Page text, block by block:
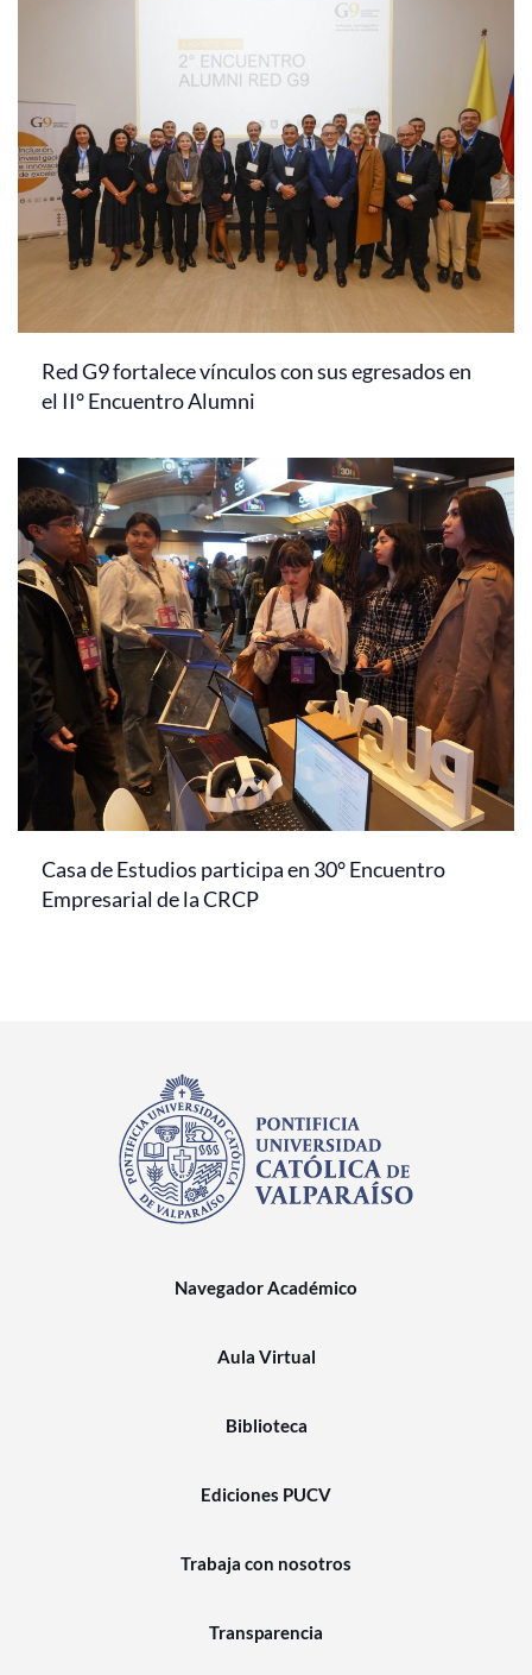
Red G9 fortalece vínculos con sus egresados en
el II° Encuentro Alumni
Casa de Estudios participa en 30° Encuentro
Empresarial de la CRCP
Navegador Académico
Aula Virtual
Biblioteca
Ediciones PUCV
Trabaja con nosotros
Transparencia